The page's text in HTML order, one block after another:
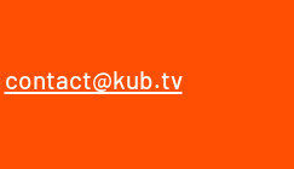
contact@kub.tv